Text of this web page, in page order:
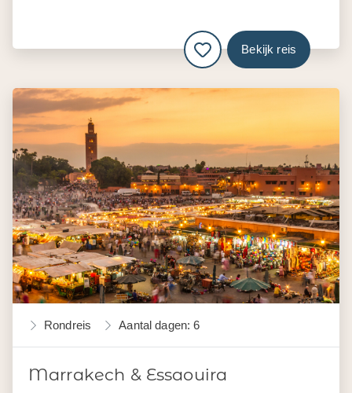
Bekijk reis
Rondreis Aantal dagen: 6
Marrakech & Essaouira